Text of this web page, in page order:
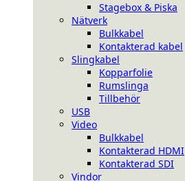
Stagebox & Piska
Nätverk
Bulkkabel
Kontakterad kabel
Slingkabel
Kopparfolie
Rumslinga
Tillbehör
USB
Video
Bulkkabel
Kontakterad HDMI
Kontakterad SDI
Vindor